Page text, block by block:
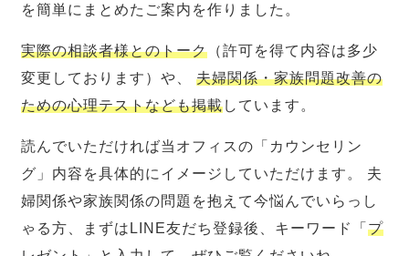
を簡単にまとめたご案内を作りました。
実際の相談者様とのトーク （許可を得て内容は多少
変更しております）や、夫婦関係・家族問題改善の
ための心理テストなども掲載しています。
読んでいただければ当オフィスの「カウンセリン
グ」内容を具体的にイメージしていただけます。 夫
婦関係や家族関係の問題を抱えて今悩んでいらっし
ゃる方、まずはLINE友だち登録後、キーワード「プ